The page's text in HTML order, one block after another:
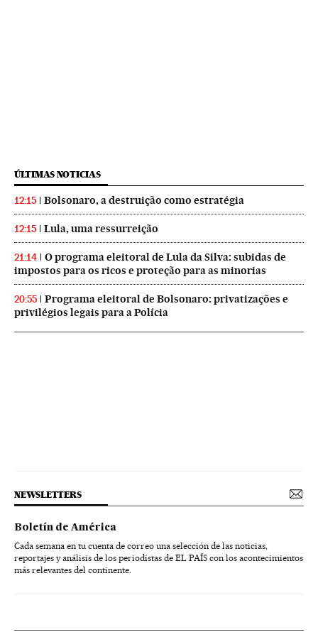
ÚLTIMAS NOTICIAS
12:15 Bolsonaro, a destruição como estratégia
12:15 Lula, uma ressurreição
21:14
O programa eleitoral de Lula da Silva: subidas de
impostos para os ricos e proteção para as minorias
20:55
Programa eleitoral de Bolsonaro: privatizações e
privilégios legais para a Polícia
NEWSLETTERS
Boletín de América
Cada semana en tu cuenta de correo una selección de las noticias,
reportajes y análisis de los periodistas de EL PAÍS con los acontecimientos
más relevantes del continente.